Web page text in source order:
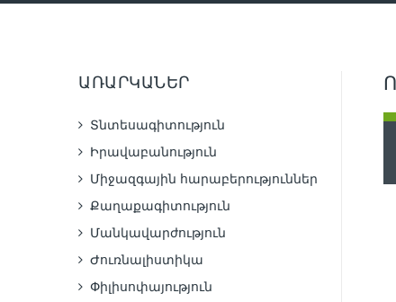
ԱՌԱՐԿԱՆԵՐ
Տնտեսագիտություն
Իրավաբանություն
Միջազգային հարաբերություններ
Քաղաքագիտություն
Մանկավարժություն
Ժուռնալիստիկա
Փիլիսոփայություն